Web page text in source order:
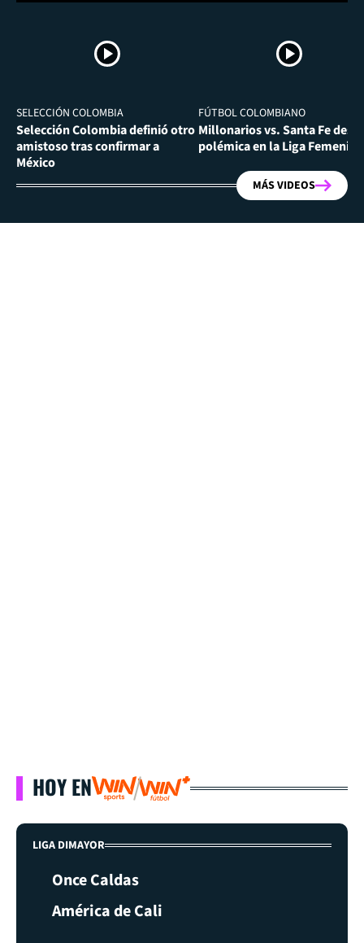
SELECCIÓN COLOMBIA
Selección Colombia definió otro
amistoso tras confirmar a
México
FÚTBOL COLOMBIANO
Millonarios vs. Santa Fe
polémica en la Liga Femenina
MÁS VIDEOS
HOY EN
LIGA DIMAYOR
Once Caldas
América de Cali